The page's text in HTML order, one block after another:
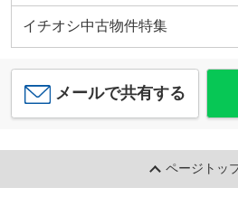
イチオシ中古物件特集
メールで共有する
ページトッ